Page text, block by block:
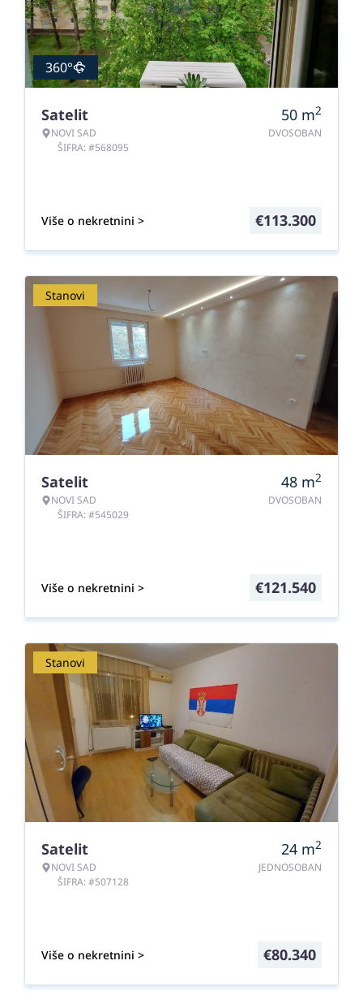
360°
Satelit
NOVI SAD
ŠIFRA: #568095
50 m2
DVOSOBAN
Više o nekretnini > €113.300
Stanovi
Satelit
NOVI SAD
ŠIFRA: #545029
48 m2
DVOSOBAN
Više o nekretnini > €121.540
Stanovi
Satelit
NOVI SAD
ŠIFRA: #507128
24 m2
JEDNOSOBAN
Više o nekretnini > €80.340